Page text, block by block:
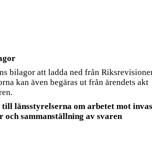
bilagor att ladda ned från
kan även begäras ut från ärendets akt
länsstyrelserna om arbetet mot
och sammanställning av svaren